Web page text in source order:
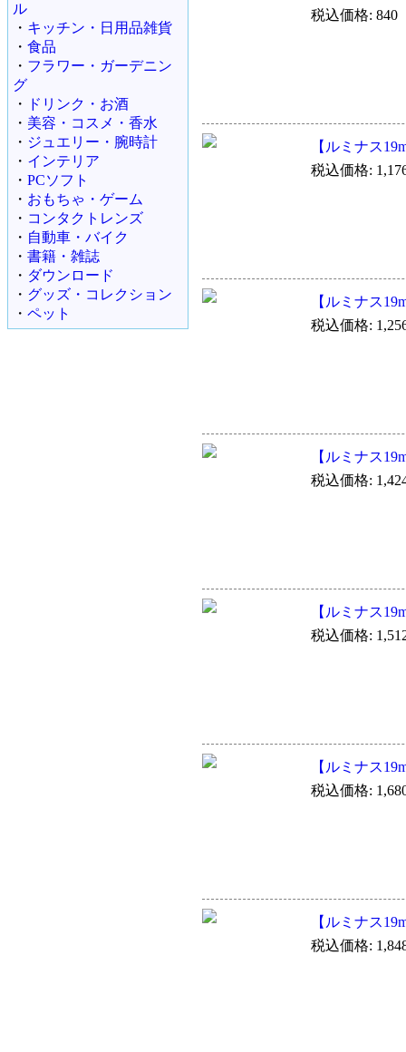
ル
・ キッチン・日用品雑貨
・ 食品
・ フラワー・ガーデニン
グ
・
ドリンク・お酒
・ 美容・コスメ・香水
・ ジュエリー・腕時計
・ インテリア
・ PCソフト
・ おもちゃ・ゲーム
・ コンタクトレンズ
・ 自動車・バイク
・ 書籍・雑誌
・ ダウンロード
・ グッズ・コレクション
・ ペット
税込価格: 840
【ルミナス
税込価格:
【ルミナス
税込価格:
【ルミナス
税込価格:
【ルミナス
税込価格:
【ルミナス
税込価格:
【ルミナス
税込価格: